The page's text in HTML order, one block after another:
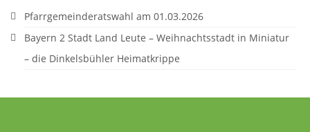
Pfarrgarten
Pfarrgemeinderatswahl am 01.03.2026
Bayern 2 Stadt Land Leute – Weihnachtsstadt in Miniatur
– die Dinkelsbühler Heimatkrippe